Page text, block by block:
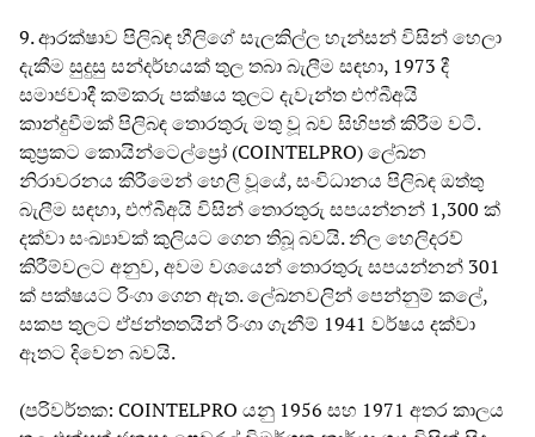
9. ආරක්ෂාව පිලිබඳ හීලිගේ සැලකිල්ල හැන්සන් විසින් හෙලා
දැකීම සුදුසු සන්දර්භයක් තුල තබා බැලීම සඳහා, 1973 දී
සමාජවාදී කම්කරු පක්ෂය තුලට දැවැන්ත එෆ්බීඅයි
කාන්දුවීමක් පිලිබඳ තොරතුරු මතු වූ බව සිහිපත් කිරීම වටී.
කුප්‍රකට කොයින්ටෙල්ප්‍රෝ (COINTELPRO) ලේඛන
නිරාවරනය කිරීමෙන් හෙලි වූයේ, සංවිධානය පිලිබඳ ඔත්තු
බැලීම සඳහා, එෆ්බීඅයි විසින් තොරතුරු සපයන්නන් 1,300 ක්
දක්වා සංඛ්‍යාවක් කුලියට ගෙන තිබූ බවයි. නිල හෙලිදරව්
කිරීම්වලට අනුව, අවම වශයෙන් තොරතුරු සපයන්නන් 301
ක් පක්ෂයට රිංගා ගෙන ඇත. ලේඛනවලින් පෙන්නුම් කලේ,
සකප තුලට ඒජන්තතයින් රිංගා ගැනීම් 1941 වර්ෂය දක්වා
ඈතට දිවෙන බවයි.
(පරිවර්තක: COINTELPRO යනු 1956 සහ 1971 අතර කාලය